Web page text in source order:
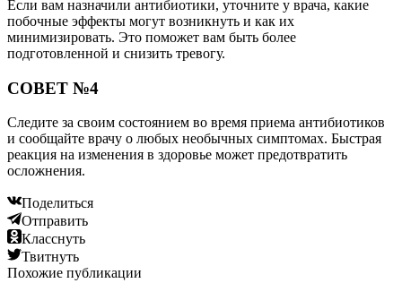
Если вам назначили антибиотики, уточните у врача, какие
побочные эффекты могут возникнуть и как их
минимизировать. Это поможет вам быть более
подготовленной и снизить тревогу.
СОВЕТ №4
Следите за своим состоянием во время приема антибиотиков
и сообщайте врачу о любых необычных симптомах. Быстрая
реакция на изменения в здоровье может предотвратить
осложнения.
Поделиться
Отправить
Класснуть
Твитнуть
Похожие публикации